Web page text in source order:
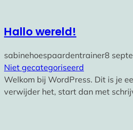
Hallo wereld!
sabinehoespaardentrainer8
Niet gecategoriseerd
Welkom bij WordPress. Dit is je
verwijder het, start dan met